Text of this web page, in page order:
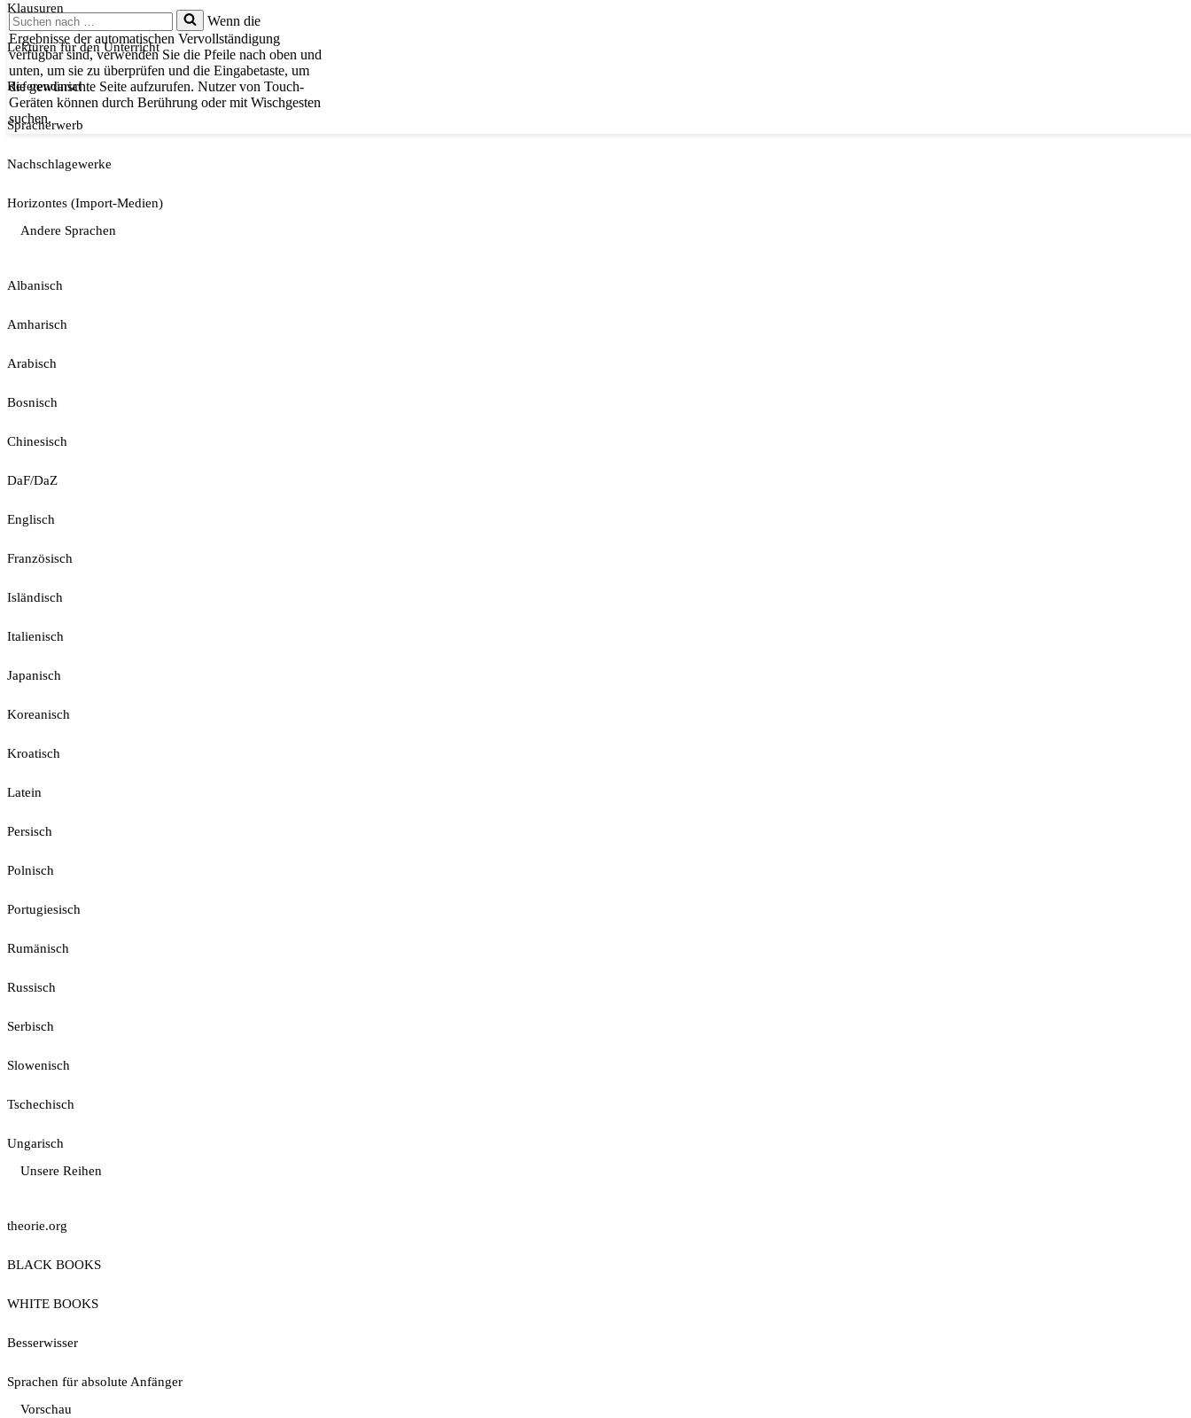
Suchen
nach …
Wenn die
Ergebnisse der automatischen Vervollständigung
verfügbar sind, verwenden Sie die Pfeile nach oben und
unten, um sie zu überprüfen und die Eingabetaste, um
die gewünschte Seite aufzurufen. Nutzer von Touch-
Geräten können durch Berührung oder mit Wischgesten
suchen.
Klausuren
Lektüren für den Unterricht
Referendariat
Spracherwerb
Nachschlagewerke
Horizontes (Import-Medien)
Andere Sprachen
Albanisch
Amharisch
Arabisch
Bosnisch
Chinesisch
DaF/DaZ
Englisch
Französisch
Isländisch
Italienisch
Japanisch
Koreanisch
Kroatisch
Latein
Persisch
Polnisch
Portugiesisch
Rumänisch
Russisch
Serbisch
Slowenisch
Tschechisch
Ungarisch
Unsere Reihen
theorie.org
BLACK BOOKS
WHITE BOOKS
Besserwisser
Sprachen für absolute Anfänger
Vorschau